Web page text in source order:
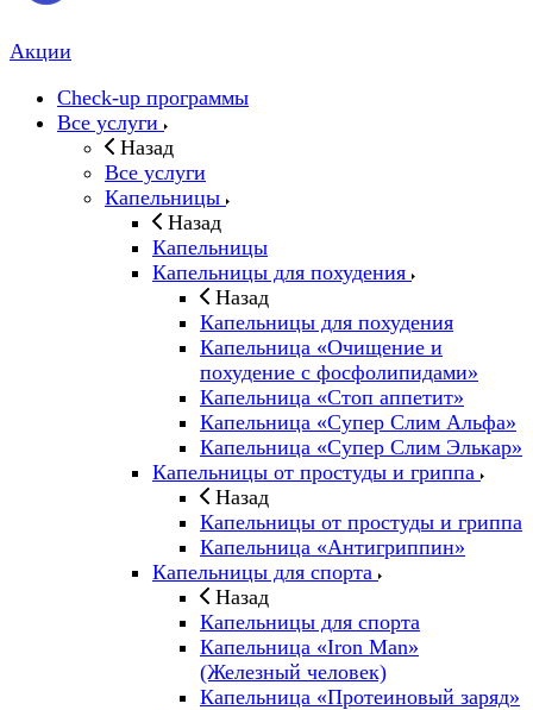
Акции
Check-up программы
Все услуги
Назад
Все услуги
Капельницы
Назад
Капельницы
Капельницы для похудения
Назад
Капельницы для похудения
Капельница «Очищение и
похудение с фосфолипидами»
Капельница «Стоп аппетит»
Капельница «Супер Слим Альфа»
Капельница «Супер Слим Элькар»
Капельницы от простуды и гриппа
Назад
Капельницы от простуды и гриппа
Капельница «Антигриппин»
Капельницы для спорта
Назад
Капельницы для спорта
Капельница «Iron Man»
(Железный человек)
Капельница «Протеиновый заряд»